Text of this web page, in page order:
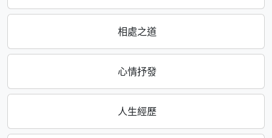
相處之道
心情抒發
人生經歷